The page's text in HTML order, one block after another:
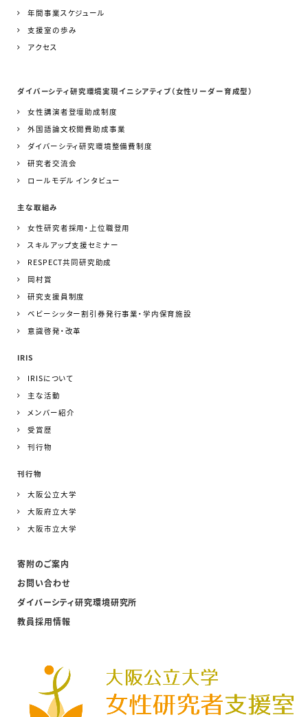
年間事業スケジュール
支援室の歩み
アクセス
ダイバーシティ研究環境実現イニシアティブ（女性リーダー育成型）
女性講演者登壇助成制度
外国語論文校閲費助成事業
ダイバーシティ研究環境整備費制度
研究者交流会
ロールモデル インタビュー
主な取組み
女性研究者採用・上位職登用
スキルアップ支援セミナー
RESPECT共同研究助成
岡村賞
研究支援員制度
ベビーシッター割引券発行事業・学内保育施設
意識啓発・改革
IRIS
IRISについて
主な活動
メンバー紹介
受賞歴
刊行物
刊行物
大阪公立大学
大阪府立大学
大阪市立大学
寄附のご案内
お問い合わせ
ダイバーシティ研究環境研究所
教員採用情報